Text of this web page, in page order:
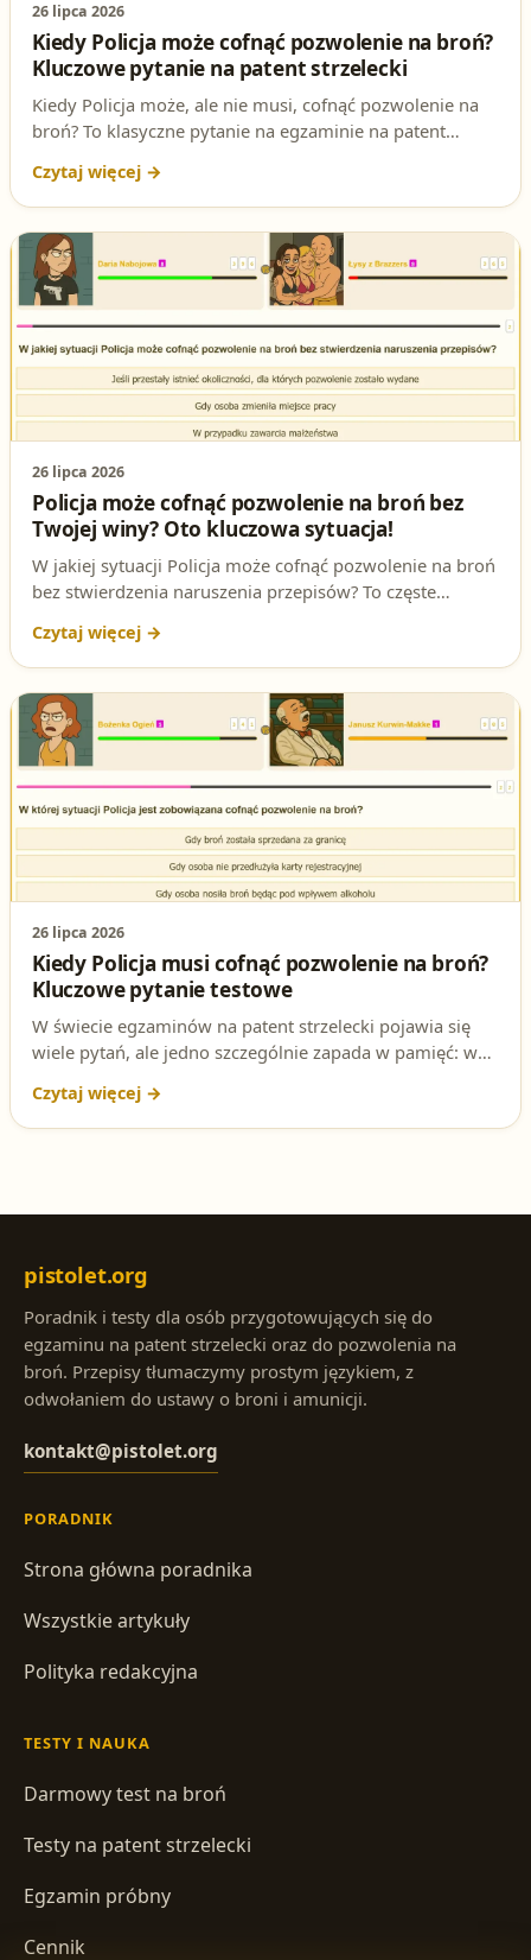
26 lipca 2026
Kiedy Policja może cofnąć pozwolenie na broń?
Kluczowe pytanie na patent strzelecki
Kiedy Policja może, ale nie musi, cofnąć pozwolenie na
broń? To klasyczne pytanie na egzaminie na patent
uznaniowych od obowiązkowych. Wyjaśniamy
prawidłową odpowiedź i podstawę prawną.
26 lipca 2026
Policja może cofnąć pozwolenie na broń bez
Twojej winy? Oto kluczowa sytuacja!
W jakiej sytuacji Policja może cofnąć pozwolenie na broń
bez stwierdzenia naruszenia przepisów? To częste
kluczową przesłankę z ustawy o broni i amunicji i
dowiedz się, dlaczego cofnięcie nie zawsze jest karą za
przewinienie.
26 lipca 2026
Kiedy Policja musi cofnąć pozwolenie na broń?
Kluczowe pytanie testowe
W świecie egzaminów na patent strzelecki pojawia się
wiele pytań, ale jedno szczególnie zapada w pamięć: w
pozwolenie na broń? To nie tylko sucha teoria – to
kluczowa wiedza dla każdego posiadacza broni. Poznaj
pistolet.org
Poradnik i testy dla osób przygotowujących się do
egzaminu na patent strzelecki oraz do pozwolenia na
broń. Przepisy tłumaczymy prostym językiem, z
odwołaniem do ustawy o broni i amunicji.
kontakt@pistolet.org
PORADNIK
Strona główna poradnika
Wszystkie artykuły
Polityka redakcyjna
TESTY I NAUKA
Darmowy test na broń
Testy na patent strzelecki
Egzamin próbny
Cennik